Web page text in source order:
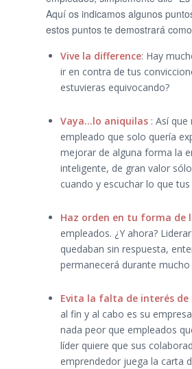
Aquí os indicamos algunos
estos puntos te demostrará
Vive la difference: Hay
ir en contra de tus
estuvieras equivocando?
Vaya…lo aniquilas : Así
empleado que solo quería
mejorar de alguna forma la
inteligente, de gran valor
cuando y escuchar lo que
Haz orden en tu forma de
empleados. ¿Y ahora?
quedaban sin respuesta,
permanecerá durante
Evita la falta de interés de
al fin y al cabo es su
nada peor que empleados
líder quiere que sus
emprendedor juega la carta